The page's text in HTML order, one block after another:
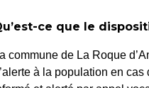
ce que le
commune de La Roque
à la population en